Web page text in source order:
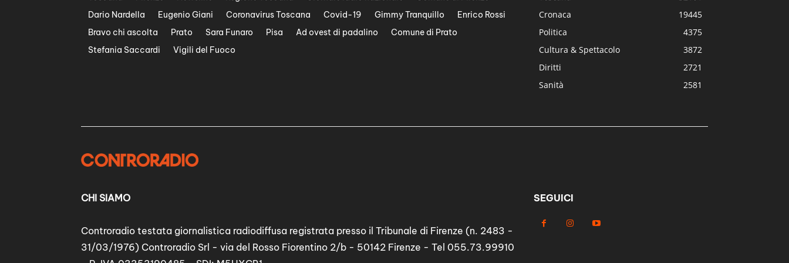
Dario Nardella
Eugenio Giani Coronavirus Toscana Covid-19 Gimmy Tranquillo
Enrico Rossi
Bravo chi ascolta
Prato Sara Funaro Pisa Ad ovest di padalino
Comune di Prato
Stefania Saccardi
Vigili del Fuoco
Cronaca
19445
Politica
4375
Cultura & Spettacolo
3872
Diritti
2721
Sanità
2581
CHI SIAMO
Controradio testata giornalistica radiodiffusa registrata presso il Tribunale di Firenze (n. 2483 -
31/03/1976) Controradio Srl - via del Rosso Fiorentino 2/b - 50142 Firenze - Tel 055.73.99910
SEGUICI